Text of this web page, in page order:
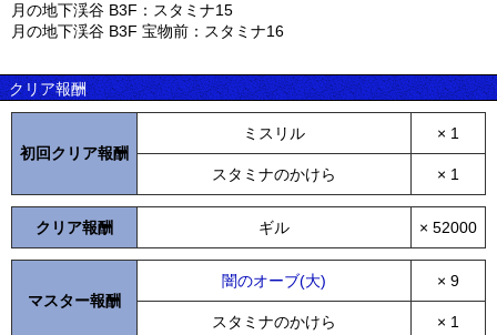
月の地下渓谷 B3F：スタミナ15
月の地下渓谷 B3F 宝物前：スタミナ16
クリア報酬
初回クリア報酬
ミスリル × 1
スタミナのかけら × 1
クリア報酬 ギル × 52000
マスター報酬
闇のオーブ(大) × 9
スタミナのかけら × 1